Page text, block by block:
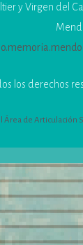
y Virgen del
los derechos
de Articulación